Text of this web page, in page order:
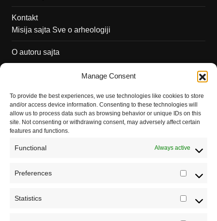
Manage Consent
To provide the best experiences, we use technologies like cookies to store
and/or access device information. Consenting to these technologies will
allow us to process data such as browsing behavior or unique IDs on this
site. Not consenting or withdrawing consent, may adversely affect certain
features and functions.
Functional Always active
Preferences
Statistics
Kontakt
Misija sajta Sve o arheologiji
O autoru sajta
Saradnja